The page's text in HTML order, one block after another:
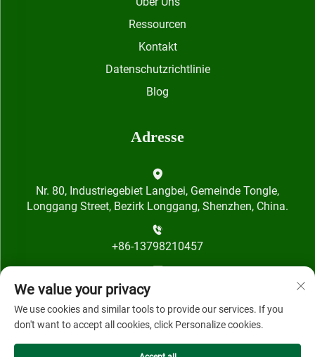
Ressourcen
Kontakt
Datenschutzrichtlinie
Blog
Adresse
Nr. 80, Industriegebiet Langbei, Gemeinde Tongle,
Longgang Street, Bezirk Longgang, Shenzhen, China.
+86-13798210457
[email protected]
We value your privacy
We use cookies and similar tools to provide our services. If you
don't want to accept all cookies, click Personalize cookies.